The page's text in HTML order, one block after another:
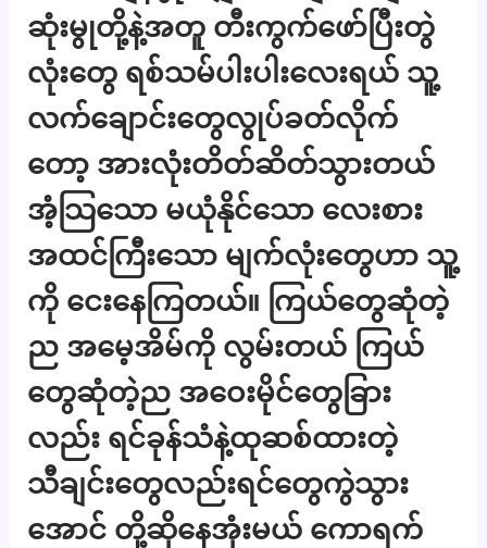
ဆုံးမွုတို့နဲ့အတူ တီးကွက်ဖော်ပြီးတွဲ
လုံးတွေ ရစ်သမ်ပါးပါးလေးရယ် သူ့
လက်ချောင်းတွေလွုပ်ခတ်လိုက်
တော့ အားလုံးတိတ်ဆိတ်သွားတယ်
အံ့သြသော မယုံနိုင်သော လေးစား
အထင်ကြီးသော မျက်လုံးတွေဟာ သူ့
ကို ငေးနေကြတယ်။ ကြယ်တွေဆုံတဲ့
ည အမေ့အိမ်ကို လွမ်းတယ် ကြယ်
တွေဆုံတဲ့ည အဝေးမိုင်တွေခြား
လည်း ရင်ခုန်သံနဲ့ထုဆစ်ထားတဲ့
သီချင်းတွေလည်းရင်တွေကွဲသွား
အောင် တို့ဆိုနေအုံးမယ် ကောရက်